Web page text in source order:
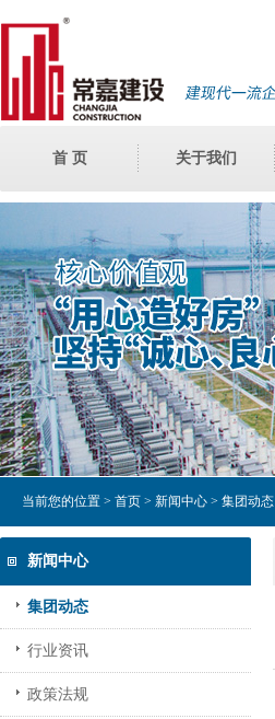
首 页 关于我们
当前您的位置 > 首页 > 新闻中心 > 集团动态
新闻中心
集团动态
行业资讯
政策法规